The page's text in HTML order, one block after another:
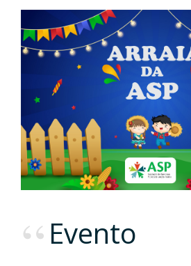
Evento